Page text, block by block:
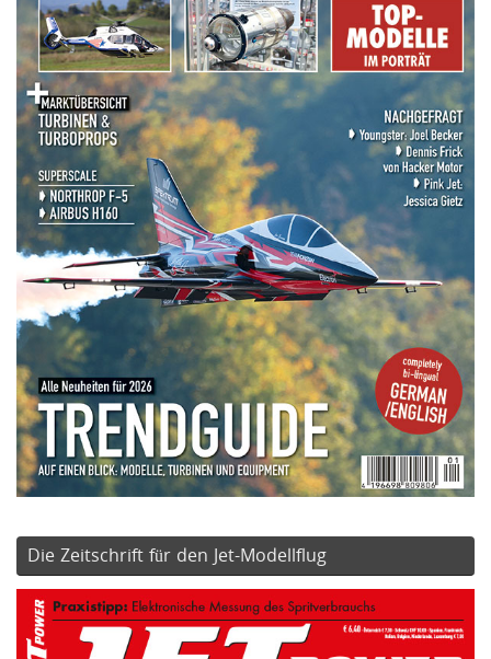
Die Zeitschrift für den Jet-Modellflug